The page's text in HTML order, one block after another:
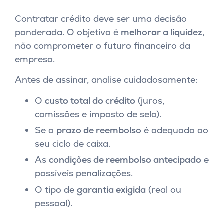
Contratar crédito deve ser uma decisão
ponderada. O objetivo é melhorar a liquidez,
não comprometer o futuro financeiro da
empresa.
Antes de assinar, analise cuidadosamente:
O custo total do crédito (juros,
comissões e imposto de selo).
Se o prazo de reembolso é adequado ao
seu ciclo de caixa.
As condições de reembolso antecipado e
possíveis penalizações.
O tipo de garantia exigida (real ou
pessoal).